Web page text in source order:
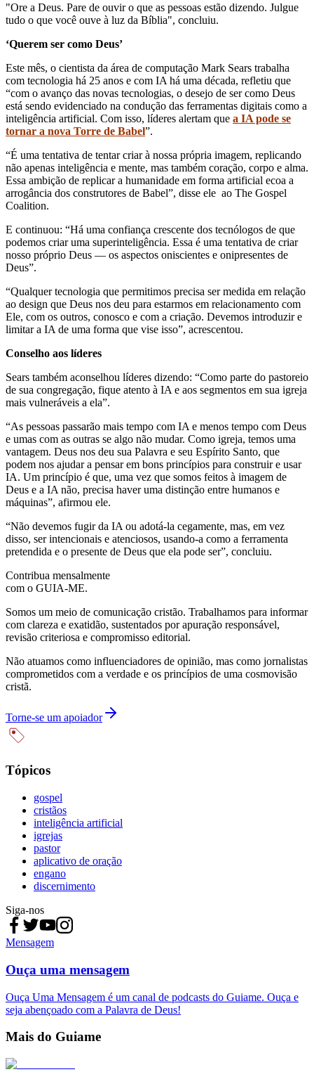
"Ore a Deus. Pare de ouvir o que as pessoas estão dizendo. Julgue
tudo o que você ouve à luz da Bíblia", concluiu.
‘Querem ser como Deus’
Este mês, o cientista da área de computação Mark Sears trabalha
com tecnologia há 25 anos e com IA há uma década, refletiu que
“com o avanço das novas tecnologias, o desejo de ser como Deus
está sendo evidenciado na condução das ferramentas digitais como a
inteligência artificial. Com isso, líderes alertam que a IA pode se
tornar a nova Torre de Babel”.
“É uma tentativa de tentar criar à nossa própria imagem, replicando
não apenas inteligência e mente, mas também coração, corpo e alma.
Essa ambição de replicar a humanidade em forma artificial ecoa a
arrogância dos construtores de Babel”, disse ele ao The Gospel
Coalition.
E continuou: “Há uma confiança crescente dos tecnólogos de que
podemos criar uma superinteligência. Essa é uma tentativa de criar
nosso próprio Deus — os aspectos oniscientes e onipresentes de
Deus”.
“Qualquer tecnologia que permitimos precisa ser medida em relação
ao design que Deus nos deu para estarmos em relacionamento com
Ele, com os outros, conosco e com a criação. Devemos introduzir e
limitar a IA de uma forma que vise isso”, acrescentou.
Conselho aos líderes
Sears também aconselhou líderes dizendo: “Como parte do pastoreio
de sua congregação, fique atento à IA e aos segmentos em sua igreja
mais vulneráveis ​​a ela”.
“As pessoas passarão mais tempo com IA e menos tempo com Deus
e umas com as outras se algo não mudar. Como igreja, temos uma
vantagem. Deus nos deu sua Palavra e seu Espírito Santo, que
podem nos ajudar a pensar em bons princípios para construir e usar
IA. Um princípio é que, uma vez que somos feitos à imagem de
Deus e a IA não, precisa haver uma distinção entre humanos e
máquinas”, afirmou ele.
“Não devemos fugir da IA ou adotá-la cegamente, mas, em vez
disso, ser intencionais e atenciosos, usando-a como a ferramenta
pretendida e o presente de Deus que ela pode ser”, concluiu.
Contribua mensalmente
com o GUIA-ME.
Somos um meio de comunicação cristão. Trabalhamos para informar
com clareza e exatidão, sustentados por apuração responsável,
revisão criteriosa e compromisso editorial.
Não atuamos como influenciadores de opinião, mas como jornalistas
comprometidos com a verdade e os princípios de uma cosmovisão
cristã.
Torne-se um apoiador
Tópicos
gospel
cristãos
inteligência artificial
igrejas
pastor
aplicativo de oração
engano
discernimento
Siga-nos
Mensagem
Ouça uma mensagem
Ouça Uma Mensagem é um canal de podcasts do Guiame. Ouça e
seja abençoado com a Palavra de Deus!
Mais do Guiame